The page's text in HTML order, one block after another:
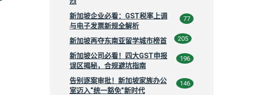
新加坡企业必看：GST税率上调
与电子发票新规全解析
77
新加坡再夺东南亚留学城市榜首 205
新加坡公司必看！四大GST申报
误区揭秘，合规避坑指南
196
告别逐案审批！新加坡家族办公
室迈入“统一豁免”新时代
146